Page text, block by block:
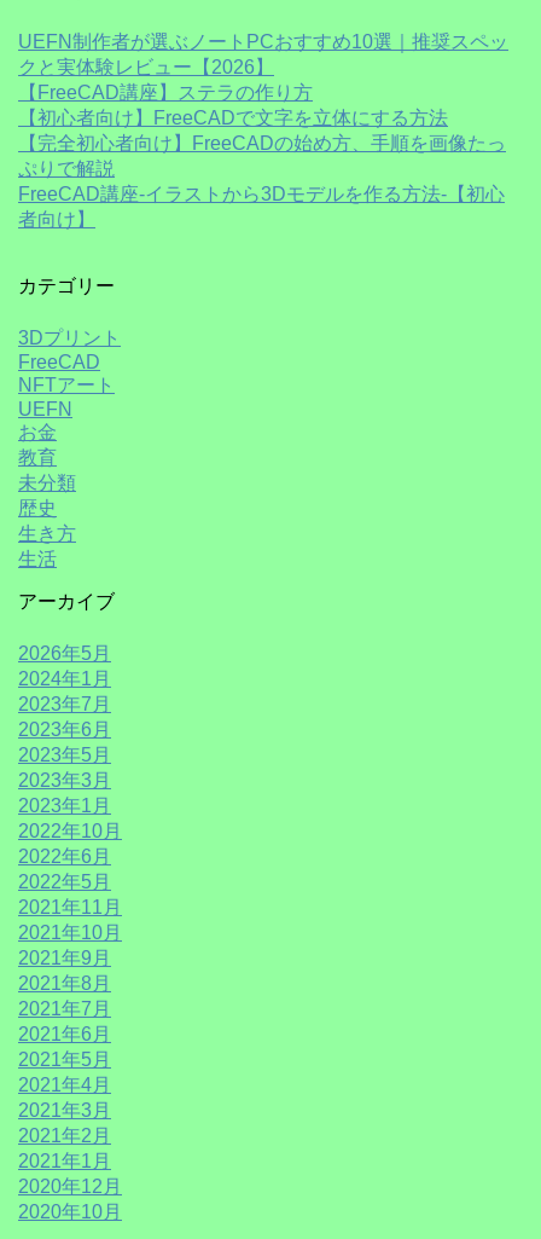
UEFN制作者が選ぶノートPCおすすめ10選｜推奨スペッ
クと実体験レビュー【2026】
【FreeCAD講座】ステラの作り方
【初心者向け】FreeCADで文字を立体にする方法
【完全初心者向け】FreeCADの始め方、手順を画像たっ
ぷりで解説
FreeCAD講座-イラストから3Dモデルを作る方法-【初心
者向け】
カテゴリー
3Dプリント
FreeCAD
NFTアート
UEFN
お金
教育
未分類
歴史
生き方
生活
アーカイブ
2026年5月
2024年1月
2023年7月
2023年6月
2023年5月
2023年3月
2023年1月
2022年10月
2022年6月
2022年5月
2021年11月
2021年10月
2021年9月
2021年8月
2021年7月
2021年6月
2021年5月
2021年4月
2021年3月
2021年2月
2021年1月
2020年12月
2020年10月